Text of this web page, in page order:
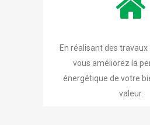
En réalisant des
vous améliorez la
énergétique de votre
valeur.